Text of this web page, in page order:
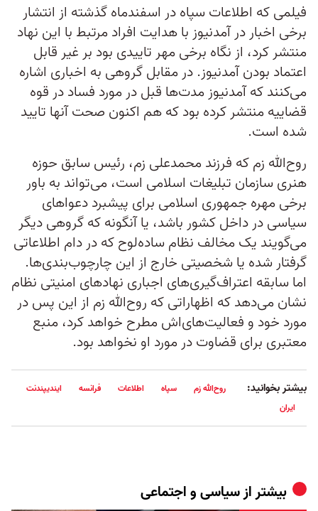
فیلمی که اطلاعات سپاه در اسفندماه گذشته از انتشار
برخی اخبار در آمدنیوز با هدایت افراد مرتبط با این نهاد
منتشر کرد، از نگاه برخی مهر تاییدی بود بر غیر قابل
اعتماد بودن آمدنیوز. در مقابل گروهی به اخباری اشاره
می‌کنند که آمدنیوز مدت‌ها قبل در مورد فساد در قوه
قضاییه منتشر کرده بود که هم‌ اکنون صحت آنها تایید
شده است.
روح‌الله زم که فرزند محمدعلی زم، رئیس سابق حوزه
هنری سازمان تبلیغات اسلامی است، می‌تواند به باور
برخی مهره جمهوری اسلامی برای پیشبرد دعواهای
سیاسی در داخل کشور باشد، یا آنگونه که گروهی دیگر
می‌گویند یک مخالف نظام ساده‌لوح که در دام اطلاعاتی
گرفتار شده یا شخصیتی خارج از این چارچوب‌بندی‌ها.
اما سابقه اعتراف‌گیری‌های اجباری نهادهای امنیتی نظام
نشان می‌دهد که اظهاراتی که روح‌الله زم از این پس در
مورد خود و فعالیت‌های‌اش مطرح خواهد کرد، منبع
معتبری برای قضاوت در مورد او نخواهد بود.
بیشتر بخوانید: روح‌الله زم سپاه اطلاعات فرانسه
ایندیپندنت
ایران
بیشتر ازسیاسی و اجتماعی